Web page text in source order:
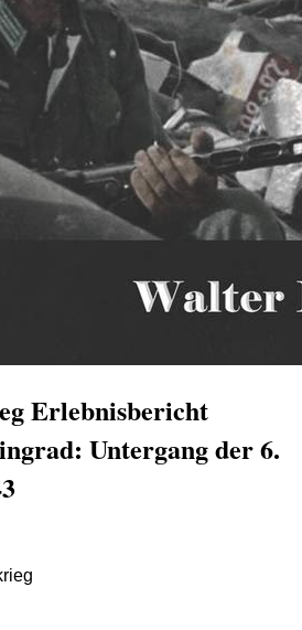
Erlebnisbericht
Untergang der 6.